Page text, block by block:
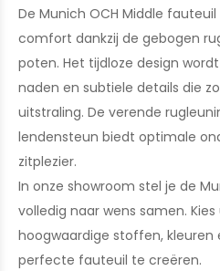
De Munich OCH Middle
comfort dankzij de gebogen
poten. Het tijdloze design
naden en subtiele details die
uitstraling. De verende
lendensteun biedt optimale
zitplezier.
In onze showroom stel je de
volledig naar wens samen.
hoogwaardige stoffen,
perfecte fauteuil te creëren.